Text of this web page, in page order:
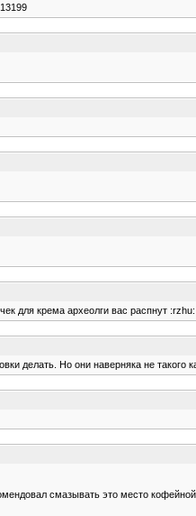
для крема археолги вас распнут
делать. Но они наверняка не такого
смазывать это место